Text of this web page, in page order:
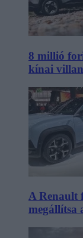
8 millió
kínai
A Renault
megállítsa